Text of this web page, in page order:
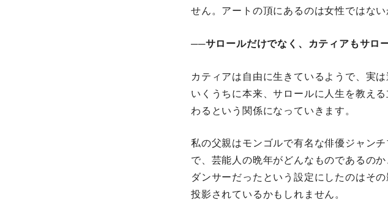
せん。アートの頂にあるのは女性ではない
──サロールだけでなく、カティアもサロ
カティアは自由に生きているようで、実
いくうちに本来、サロールに人生を教え
わるという関係になっていきます。
私の父親はモンゴルで有名な俳優ジャン
で、芸能人の晩年がどんなものであるの
ダンサーだったという設定にしたのはそ
投影されているかもしれません。